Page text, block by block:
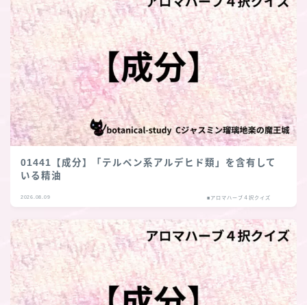
01441【成分】「テルペン系アルデヒド類」を含有して
いる精油
2026.08.09 ■アロマハーブ４択クイズ